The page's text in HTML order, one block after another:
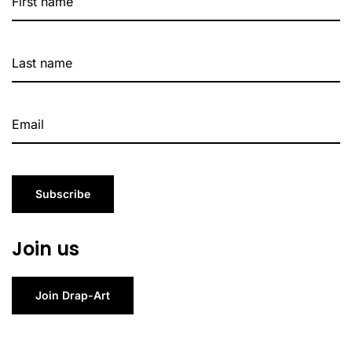
Subscribe
Join us
Join Drap-Art